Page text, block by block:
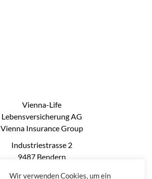
Vienna-Life
Lebensversicherung AG
Vienna Insurance Group
Industriestrasse 2
9487 Bendern
Wir verwenden Cookies, um ein